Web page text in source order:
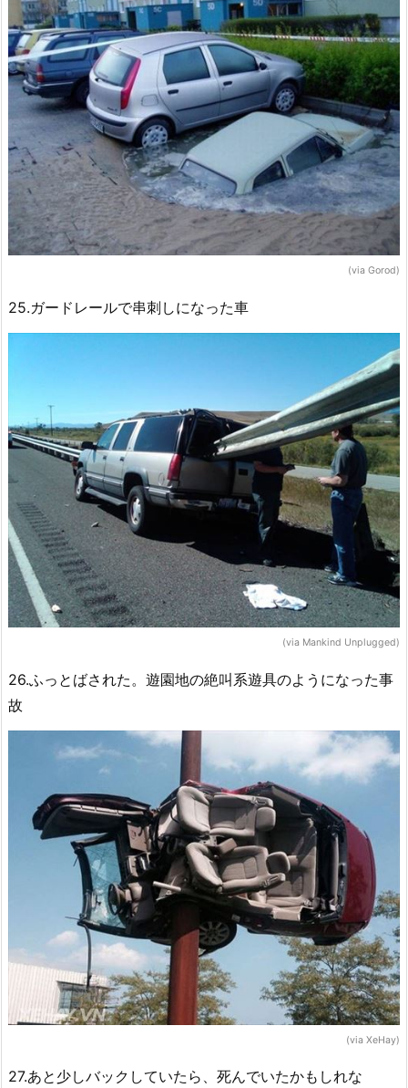
(via Gorod)
25.ガードレールで串刺しになった車
(via Mankind Unplugged)
26.ふっとばされた。遊園地の絶叫系遊具のようになった事
故
(via XeHay)
27.あと少しバックしていたら、死んでいたかもしれな